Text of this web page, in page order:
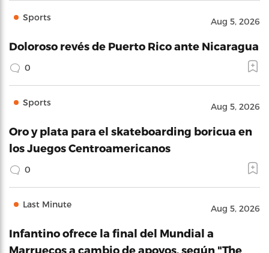
Sports Aug 5, 2026
Doloroso revés de Puerto Rico ante Nicaragua
0
Sports Aug 5, 2026
Oro y plata para el skateboarding boricua en
los Juegos Centroamericanos
0
Last Minute Aug 5, 2026
Infantino ofrece la final del Mundial a
Marruecos a cambio de apoyos, según "The